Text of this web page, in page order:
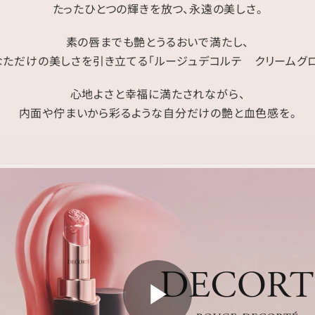
たったひとつの輝きを放つ、永遠の美しさ。
素の唇までも艶とうるおいで満たし、
だけの美しさを引き立てる「ルージュデコルテ クリームグ
心地よさと幸福に満たされながら、
内面や佇まいから彩るような自分だけの艶と血色感を。